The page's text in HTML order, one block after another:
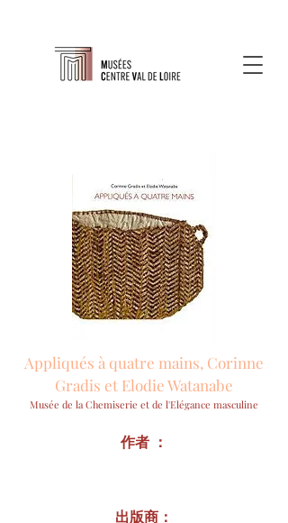
Appliqués à quatre mains, Corinne
Gradis et Elodie Watanabe
Musée de la Chemiserie et de l'Elégance masculine
作者 ：
出版商：